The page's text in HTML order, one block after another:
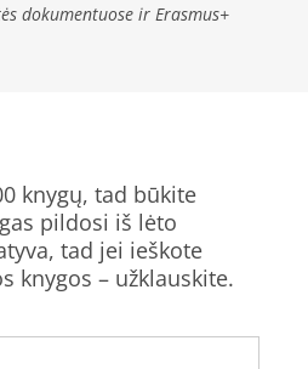
dokumentuose ir Erasmus+
knygų, tad būkite
pildosi iš lėto
tad jei ieškote
knygos – užklauskite.